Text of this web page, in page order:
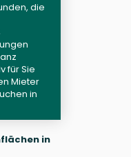
die
für Sie
Mieter
in
in